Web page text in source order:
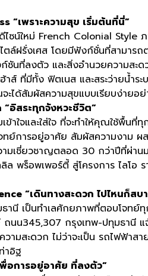
“เพราะความสุข เริ่มต้นที่นี่”
ไซน์ใหม่ French Colonial Style
ตล์ฝรั่งเศส โดยมีฟังก์ชั่นที่สามาร
นที่ลงตัว และสิ่งอำนวยความสะ
าส์ ที่มีทั้ง ฟิตเนส และสระว่ายน้ำ
ะได้สัมผัสความสุขแบบเรียบง่ายอ
อิสระทุกจังหวะชีวิต”
ข้าใจและใส่ใจ ที่จะทำให้คุณใช้พื้นที่
ย์การอยู่อาศัย สัมผัสความงาม
เชี่ยวชาญตลอด 30 กว่าปีที่ผ่านม
พร็อพเพอร์ตี้ สู่โครงการ ไลโอ
“เดินทางสะดวก ไปไหนก็สบ
นี เป็นทำเลศักยภาพที่ตอบโจทย์ทุ
นน345,307 กรุงเทพ-ปทุมธานี แ
ามสะดวก ไม่ว่าจะเป็น รถไฟฟ้า
าอิฐ
อการอยู่อาศัย ที่ลงตัว”